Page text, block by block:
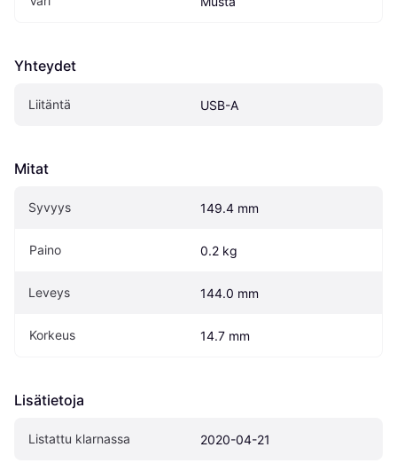
Yhteydet
Liitäntä USB-A
Mitat
Syvyys 149.4 mm
Paino 0.2 kg
Leveys 144.0 mm
Korkeus 14.7 mm
Lisätietoja
Listattu klarnassa 2020-04-21